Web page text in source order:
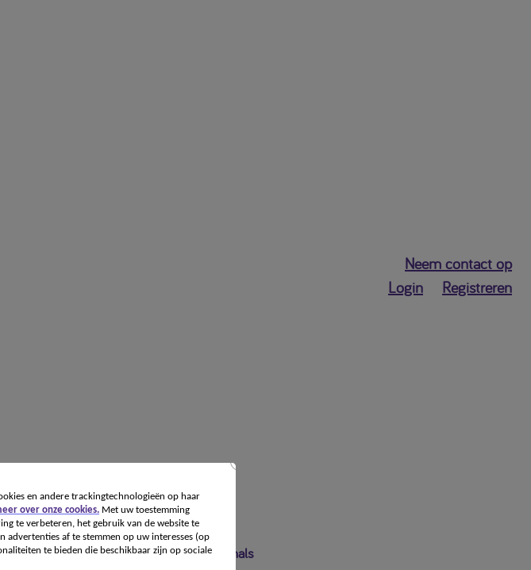
Neem contact op
Login
Registreren
Recepten Voor professionals
en andere trackingtechnologieën op haar
over onze cookies. Met uw toestemming
te verbeteren, het gebruik van de website te
advertenties af te stemmen op uw interesses (op
te bieden die beschikbaar zijn op sociale